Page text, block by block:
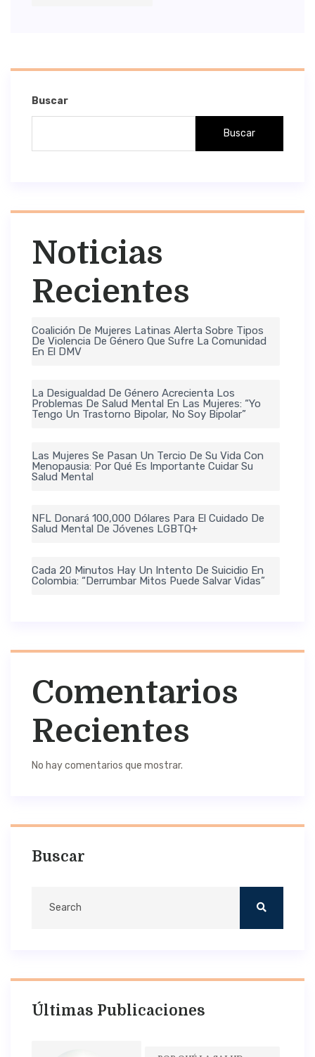
Buscar
Buscar
Noticias
Recientes
Coalición De Mujeres Latinas Alerta Sobre Tipos
De Violencia De Género Que Sufre La Comunidad
En El DMV
La Desigualdad De Género Acrecienta Los
Problemas De Salud Mental En Las Mujeres: “Yo
Tengo Un Trastorno Bipolar, No Soy Bipolar”
Las Mujeres Se Pasan Un Tercio De Su Vida Con
Menopausia: Por Qué Es Importante Cuidar Su
Salud Mental
NFL Donará 100,000 Dólares Para El Cuidado De
Salud Mental De Jóvenes LGBTQ+
Cada 20 Minutos Hay Un Intento De Suicidio En
Colombia: “Derrumbar Mitos Puede Salvar Vidas”
Comentarios
Recientes
No hay comentarios que mostrar.
Buscar
Últimas Publicaciones